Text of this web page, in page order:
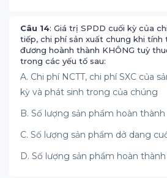
Câu 14: Giá trị SPDD cuối kỳ của
tiếp, chi phí sản xuất chung khi
đương hoành thành KHÔNG tuỳ
trong các yếu tố sau:
A. Chi phí NCTT, chi phí SXC của
kỳ và phát sinh trong của chúng
B. Số lượng sản phẩm hoàn thành
C. Số lượng sản phẩm dở dang
D. Số lượng sản phẩm hoàn